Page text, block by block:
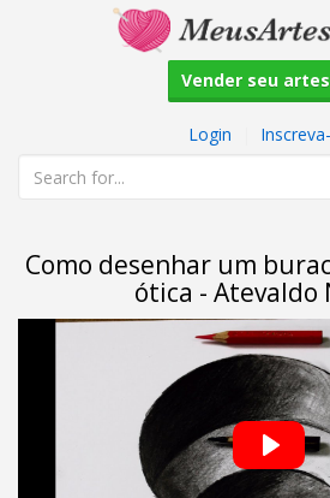
Vender seu
Login
Como desenhar um
ótica - Atevaldo